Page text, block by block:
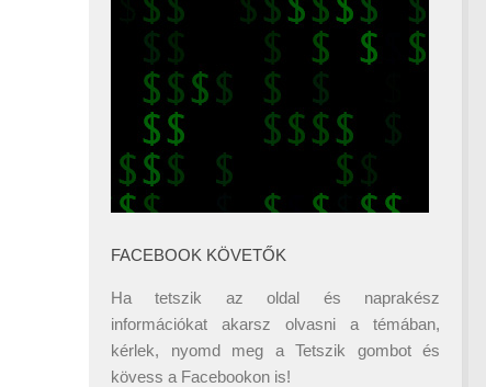
FACEBOOK KÖVETŐK
Ha tetszik az oldal és naprakész
információkat akarsz olvasni a témában,
kérlek, nyomd meg a Tetszik gombot és
kövess a Facebookon is!